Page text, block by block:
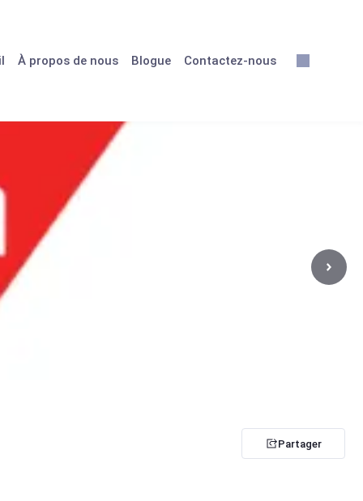
À propos de nous Blogue Contactez-nous
Partager